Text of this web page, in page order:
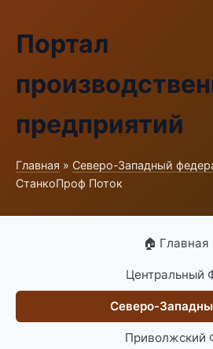
Портал
предприятий
Главная » Северо-Западный
СтанкоПроф Поток
🏠 Главная
Центральный
Северо-
Приволжский